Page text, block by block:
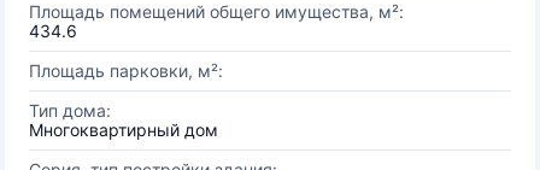
Площадь помещений общего имущества, м²:
434.6
Площадь парковки, м²:
Тип дома:
Многоквартирный дом